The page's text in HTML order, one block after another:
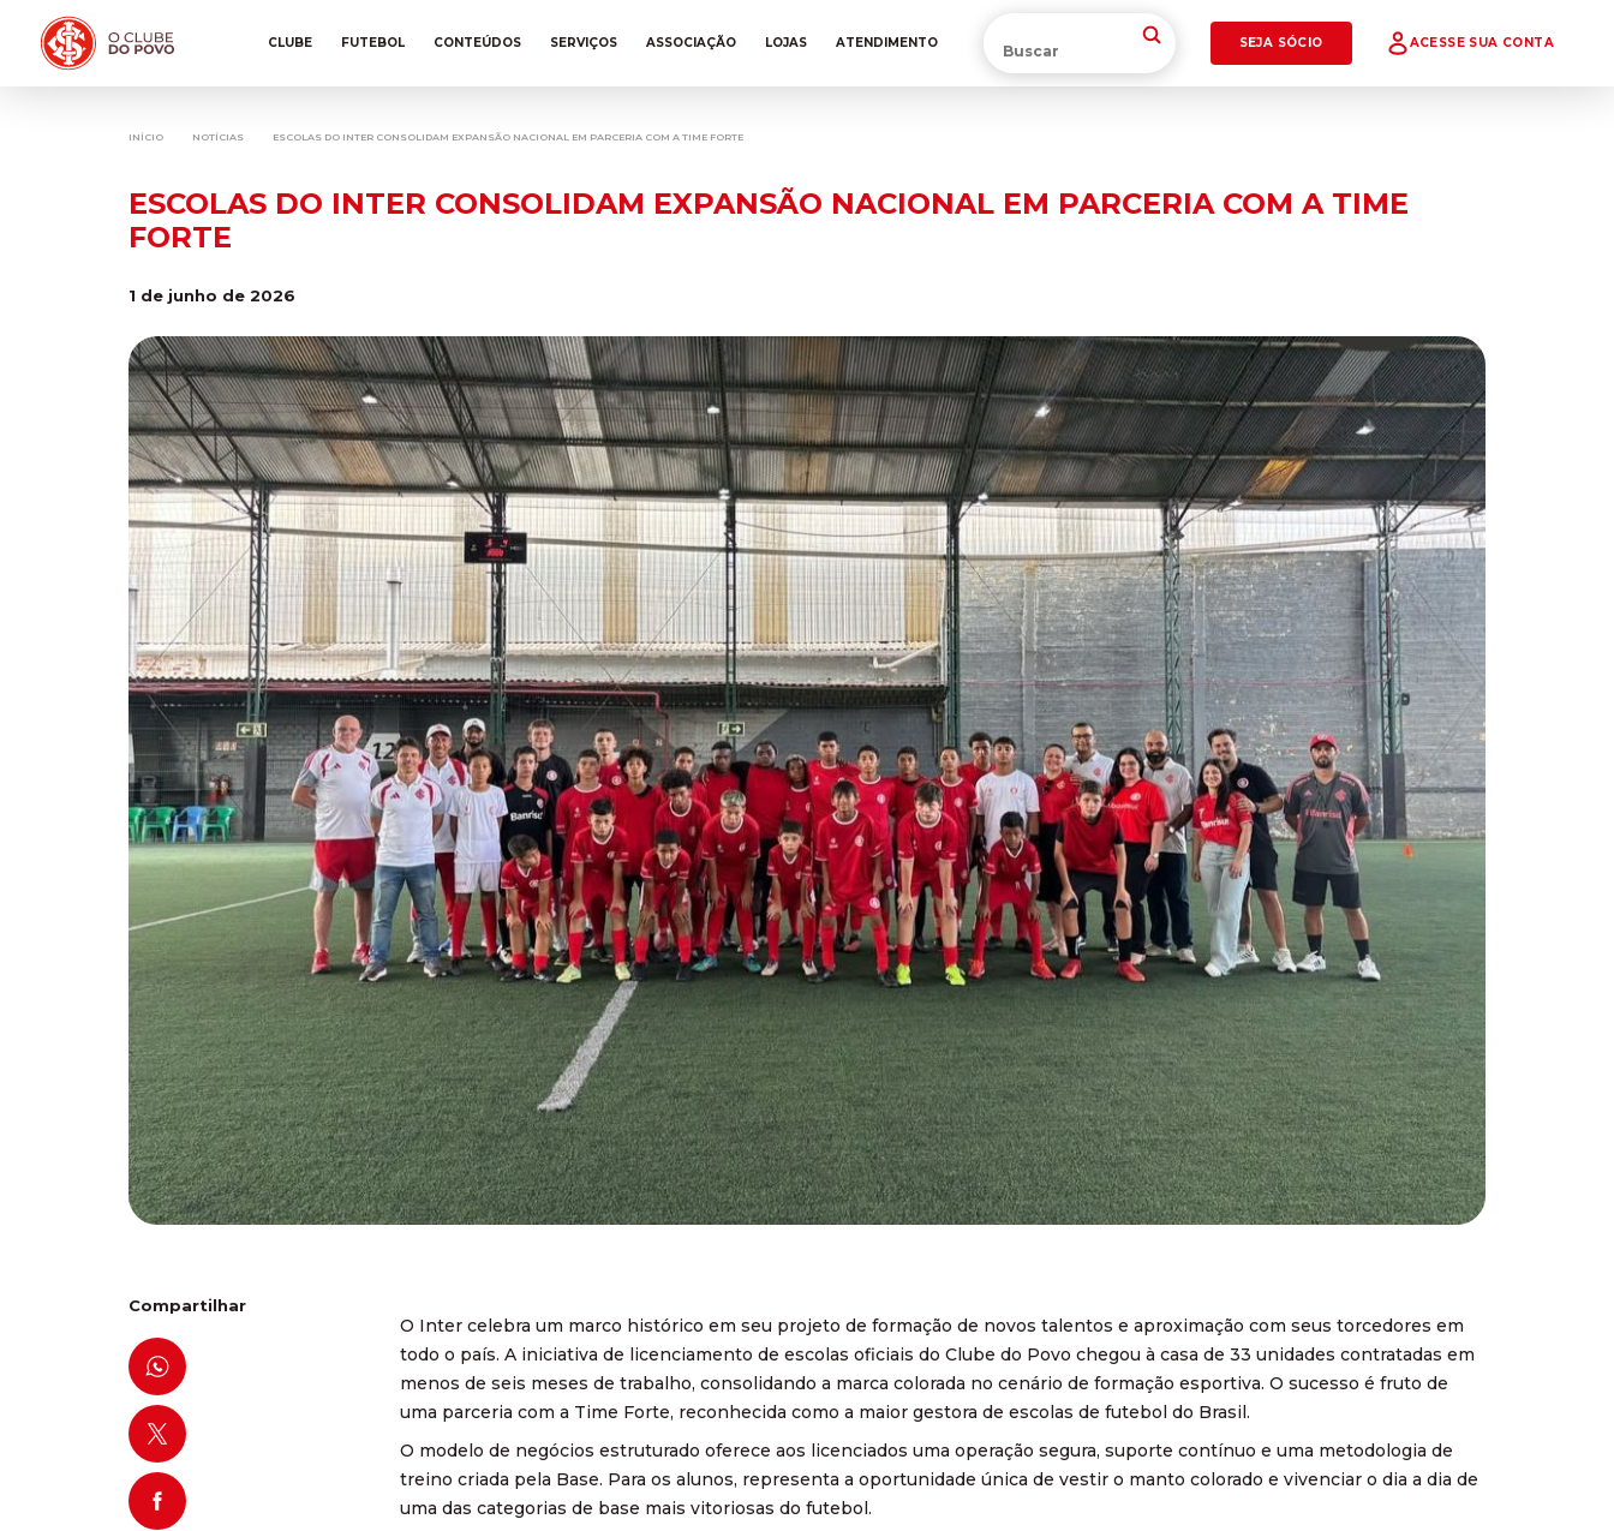
CLUBE FUTEBOL CONTEÚDOS SERVIÇOS ASSOCIAÇÃO LOJAS ATENDIMENTO SEJA SÓCIO ACESSE SUA CONTA
INÍCIO NOTÍCIAS ESCOLAS DO INTER CONSOLIDAM EXPANSÃO NACIONAL EM PARCERIA COM A TIME FORTE
ESCOLAS DO INTER CONSOLIDAM EXPANSÃO NACIONAL EM PARCERIA COM A TIME
FORTE
1 de junho de 2026
Compartilhar
O Inter celebra um marco histórico em seu projeto de formação de novos talentos e aproximação com seus torcedores em
todo o país. A iniciativa de licenciamento de escolas oficiais do Clube do Povo chegou à casa de 33 unidades contratadas em
menos de seis meses de trabalho, consolidando a marca colorada no cenário de formação esportiva. O sucesso é fruto de
uma parceria com a Time Forte, reconhecida como a maior gestora de escolas de futebol do Brasil.
O modelo de negócios estruturado oferece aos licenciados uma operação segura, suporte contínuo e uma metodologia de
treino criada pela Base. Para os alunos, representa a oportunidade única de vestir o manto colorado e vivenciar o dia a dia de
uma das categorias de base mais vitoriosas do futebol.